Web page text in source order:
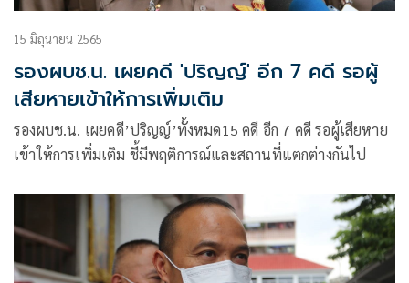
15 มิถุนายน 2565
รอง​ผบช.น. เผย​คดี 'ปริญญ์'​ อีก 7​ คดี รอผู้
เสียหายเข้าให้การเพิ่มเติม
รอง​ผบช.น. เผย​คดี’ปริญญ์’​ทั้งหมด15 คดี อีก 7​ คดี รอผู้เสียหาย
เข้าให้การเพิ่มเติม ชี้มีพฤติการณ์และสถานที่แตกต่างกันไป